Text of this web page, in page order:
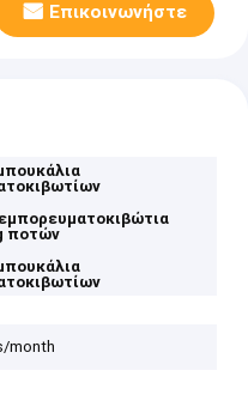
Επικοινωνήστε
ποτών
month